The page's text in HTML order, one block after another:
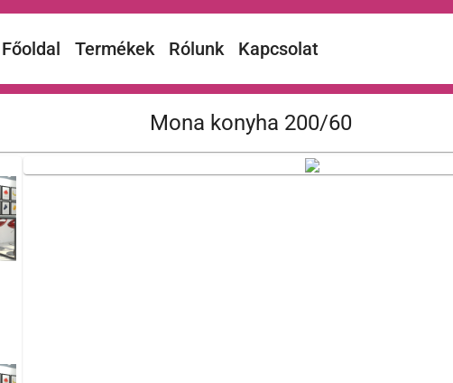
Főoldal Termékek Rólunk Kapcsolat
Mona konyha 200/60